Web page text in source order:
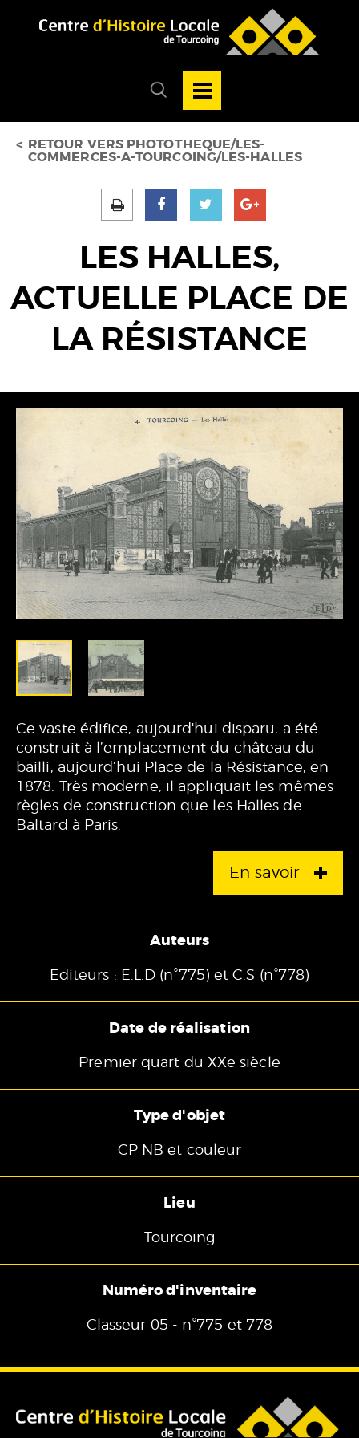
Ouvrir/Fermer
la
RETOUR VERS PHOTOTHEQUE/LES-
COMMERCES-A-TOURCOING/LES-HALLES
LES HALLES,
ACTUELLE PLACE DE
LA RÉSISTANCE
Ce vaste édifice, aujourd'hui disparu, a été
construit à l’emplacement du château du
bailli, aujourd’hui Place de la Résistance, en
1878. Très moderne, il appliquait les mêmes
règles de construction que les Halles de
Baltard à Paris.
En savoir
Auteurs
Editeurs : E.L.D (n°775) et C.S (n°778)
Date de réalisation
Premier quart du XXe siècle
Type d'objet
CP NB et couleur
Lieu
Tourcoing
Numéro d'inventaire
Classeur 05 - n°775 et 778